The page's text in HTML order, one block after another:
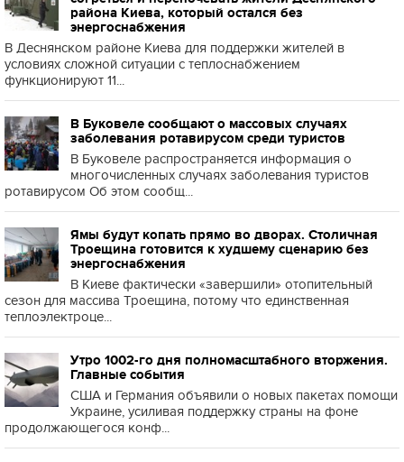
района Киева, который остался без
энергоснабжения
В Деснянском районе Киева для поддержки жителей в
условиях сложной ситуации с теплоснабжением
функционируют 11...
В Буковеле сообщают о массовых случаях
заболевания ротавирусом среди туристов
В Буковеле распространяется информация о
многочисленных случаях заболевания туристов
ротавирусом Об этом сообщ...
Ямы будут копать прямо во дворах. Столичная
Троещина готовится к худшему сценарию без
энергоснабжения
В Киеве фактически «завершили» отопительный
сезон для массива Троещина, потому что единственная
теплоэлектроце...
Утро 1002-го дня полномасштабного вторжения.
Главные события
США и Германия объявили о новых пакетах помощи
Украине, усиливая поддержку страны на фоне
продолжающегося конф...